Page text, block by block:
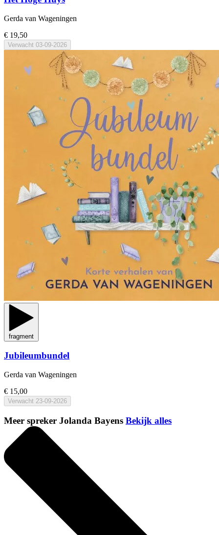
Gerda van Wageningen
€ 19,50
Verwacht 03-09-2026
fragment
Jubileumbundel
Gerda van Wageningen
€ 15,00
Verwacht 23-09-2026
Meer spreker Jolanda Bayens Bekijk alles